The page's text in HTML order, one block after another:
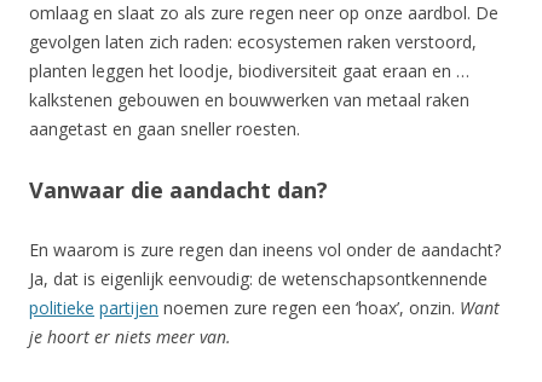
omlaag en slaat zo als zure regen neer op onze aardbol. De
gevolgen laten zich raden: ecosystemen raken verstoord,
planten leggen het loodje, biodiversiteit gaat eraan en …
kalkstenen gebouwen en bouwwerken van metaal raken
aangetast en gaan sneller roesten.
Vanwaar die aandacht dan?
En waarom is zure regen dan ineens vol onder de aandacht?
Ja, dat is eigenlijk eenvoudig: de wetenschapsontkennende
politieke partijen noemen zure regen een ‘hoax’, onzin. Want
je hoort er niets meer van.